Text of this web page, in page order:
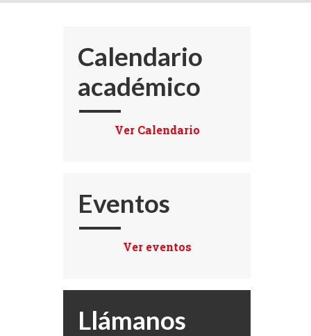
Calendario
académico
Ver Calendario
Eventos
Ver eventos
Llámanos